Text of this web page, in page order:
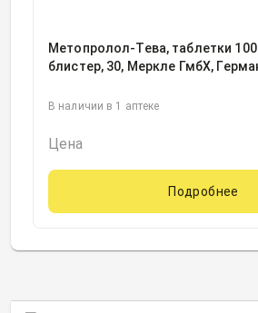
Метопролол-Тева, таблетки
блистер, 30, Меркле ГмбХ,
В наличии в 1 аптеке
Цена
Подробнее